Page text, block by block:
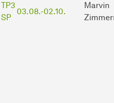
TP3
SP
03.08.-02.10.
Marvin